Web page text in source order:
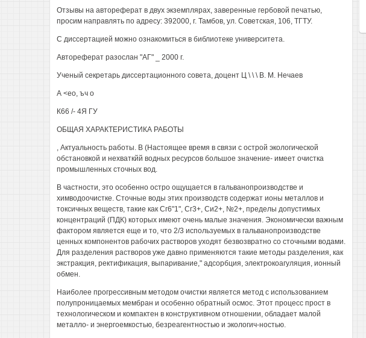
Отзывы на автореферат в двух экземплярах, заверенные гербовой печатью,
просим направлять по адресу: 392000, г. Тамбов, ул. Советская, 106, ТГТУ.
С диссертацией можно ознакомиться в библиотеке университета.
Автореферат разослан "АГ" _ 2000 г.
Ученый секретарь диссертационного совета, доцент Ц \ \ \ В. М. Нечаев
А <ео, ъч о
К66 /- 4Я ГУ
ОБЩАЯ ХАРАКТЕРИСТИКА РАБОТЫ
, Актуальность работы. В (Настоящее время в связи с острой экологической
обстановкой и нехваткйй водных ресурсов большое значение- имеет очистка
промышленных сточных вод.
В частности, это особенно остро ощущается в гальванопроизводстве и
химводоочистке. Сточные воды этих производств содержат ионы металлов и
токсичных веществ, такие как Сг6"1", Сг3+, Си2+, №2+, пределы допустимых
концентраций (ПДК) которых имеют очень малые значения. Экономически важным
фактором является еще и то, что 2/3 используемых в гальванопроизводстве
ценных компонентов рабочих растворов уходят безвозвратно со сточными водами.
Для разделения растворов уже давно применяются такие методы разделения, как
экстракция, ректификация, выпаривание," адсорбция, электрокоагуляция, ионный
обмен.
Наиболее прогрессивным методом очистки является метод с использованием
полупроницаемых мембран и особенно обратный осмос. Этот процесс прост в
технологическом и компактен в конструктивном отношении, обладает малой
металло- и энергоемкостью, безреагентностью и экологич-ностью.